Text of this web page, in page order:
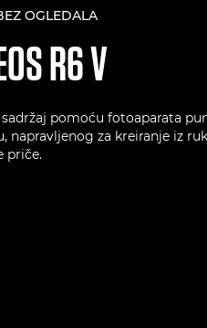
OGLEDALA
R6 V
pomoću fotoaparata
napravljenog za kreiranje iz
priče.